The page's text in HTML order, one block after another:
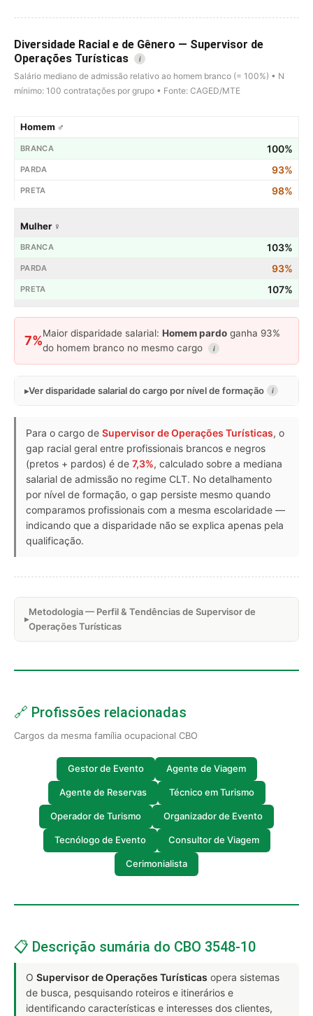
Diversidade Racial e de Gênero — Supervisor de
Operações Turísticas
i
Salário mediano de admissão relativo ao homem branco (= 100%) • N
mínimo: 100 contratações por grupo • Fonte: CAGED/MTE
Homem ♂
100%
93%
98%
Mulher ♀
103%
93%
107%
7%
Maior disparidade salarial: Homem pardo ganha 93%
do homem branco no mesmo cargo
i
Ver disparidade salarial do cargo por nível de formação i
Para o cargo de Supervisor de Operações Turísticas, o
gap racial geral entre profissionais brancos e negros
(pretos + pardos) é de 7,3%, calculado sobre a mediana
salarial de admissão no regime CLT. No detalhamento
por nível de formação, o gap persiste mesmo quando
comparamos profissionais com a mesma escolaridade —
indicando que a disparidade não se explica apenas pela
qualificação.
Metodologia — Perfil & Tendências de Supervisor de
Operações Turísticas
🔗 Profissões relacionadas
Cargos da mesma família ocupacional CBO
Gestor de Evento Agente de Viagem
Agente de Reservas Técnico em Turismo
Operador de Turismo Organizador de Evento
Tecnólogo de Evento Consultor de Viagem
Cerimonialista
📋 Descrição sumária do CBO 3548-10
O Supervisor de Operações Turísticas opera sistemas
de busca, pesquisando roteiros e itinerários e
identificando características e interesses dos clientes,